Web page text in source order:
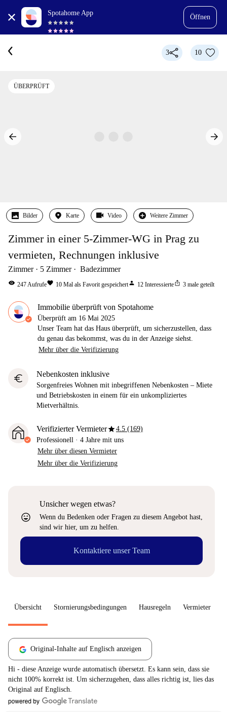
Spotahome App
Öffnen
3 10
ÜBERPRÜFT
Bilder Karte Video Weitere Zimmer
Zimmer in einer 5-Zimmer-WG in Prag zu
vermieten, Rechnungen inklusive
Zimmer 5 Zimmer Badezimmer
visibility 247Aufrufefavorite 10 Mal als Favorit gespeichertperson 12 Interessierteios_share 3 male geteilt
Immobilie überprüft von Spotahome
Überprüft am 16 Mai 2025
Unser Team hat das Haus überprüft, um sicherzustellen, dass
du genau das bekommst, was du in der Anzeige siehst.
Mehr über die Verifizierung
euro Nebenkosten inklusive
Sorgenfreies Wohnen mit inbegriffenen Nebenkosten – Miete
und Betriebskosten in einem für ein unkompliziertes
Mietverhältnis.
Verifizierter Vermieterstar4.5 (169)
Professionell · 4 Jahre mit uns
Mehr über diesen Vermieter
Mehr über die Verifizierung
sentiment_very_satisfied
Unsicher wegen etwas?
Wenn du Bedenken oder Fragen zu diesem Angebot hast,
sind wir hier, um zu helfen.
Kontaktiere unser Team
Übersicht Stornierungsbedingungen Hausregeln Vermieter
Original-Inhalte auf Englisch anzeigen
Hi - diese Anzeige wurde automatisch übersetzt. Es kann sein, dass sie
nicht 100% korrekt ist. Um sicherzugehen, dass alles richtig ist, lies das
Original auf Englisch.